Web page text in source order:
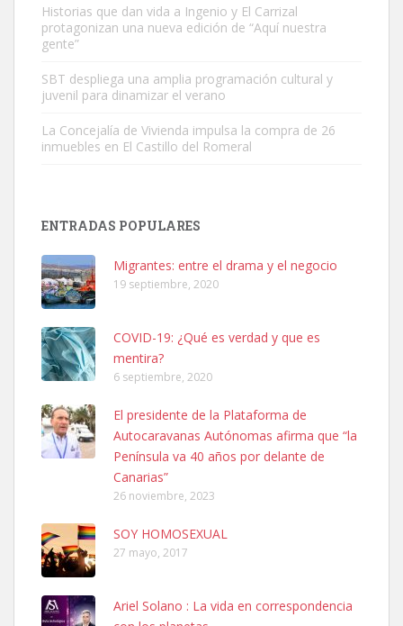
Este gato macho ha aparecido en la calle hace menos de un mes,
es muy manso y extremadamente cari...
Leales.org » Gran Canaria
Leales.org » Gran Canaria
SHIBA PERDIDO AVDA JOSE MESA Y LOPEZ
PERRO MACHO RAZA SHIBA CON MICROCHIP PERDIDO HOY
06/07/2025 ZONA MESA Y LOPEZ. ES MUY ASUSTADIZO
Leales.org » Gran Canaria
6.7.2025
Ninfa perdida
Historias que dan vida a Ingenio y El Carrizal
protagonizan una nueva edición de “Aquí nuestra
gente”
SBT despliega una amplia programación cultural y
juvenil para dinamizar el verano
La Concejalía de Vivienda impulsa la compra de 26
inmuebles en El Castillo del Romeral
ENTRADAS POPULARES
Migrantes: entre el drama y el negocio
19 septiembre, 2020
COVID-19: ¿Qué es verdad y que es
mentira?
6 septiembre, 2020
El presidente de la Plataforma de
Autocaravanas Autónomas afirma que “la
Península va 40 años por delante de
Canarias”
26 noviembre, 2023
SOY HOMOSEXUAL
27 mayo, 2017
Ariel Solano : La vida en correspondencia